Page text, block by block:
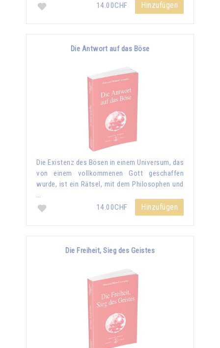
14.00CHF
Hinzufügen
Die Antwort auf das Böse
Die Existenz des Bösen in einem Universum, das
von einem vollkommenen Gott geschaffen
wurde, ist ein Rätsel, mit dem Philosophen und
…
14.00CHF
Hinzufügen
Die Freiheit, Sieg des Geistes